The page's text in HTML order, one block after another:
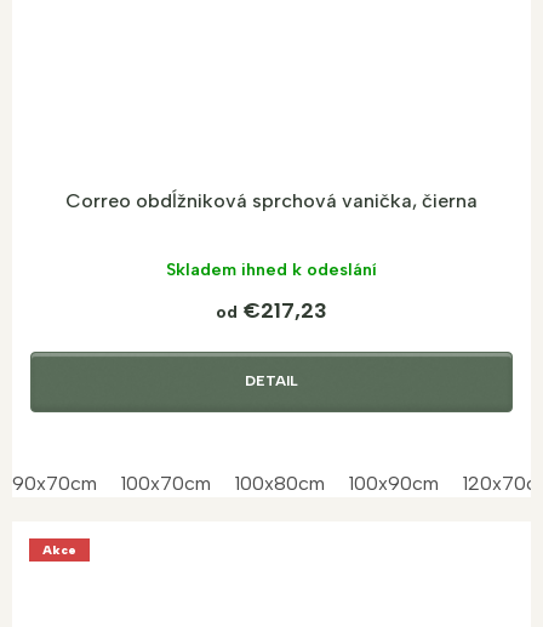
Correo obdĺžniková sprchová vanička, čierna
Skladem ihned k odeslání
od €217,23
DETAIL
90x70cm 100x70cm 100x80cm 100x90cm
Akce